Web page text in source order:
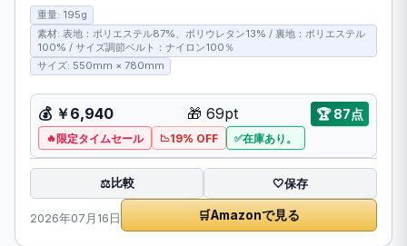
重量: 195g
素材: 表地：ポリエステル87%、ポリウレタン13% / 裏地：ポリエステル
100% / サイズ調節ベルト：ナイロン100％
サイズ: 550mm × 780mm
💰 ￥6,940 🎁 69pt 🏆87点
限定タイムセール 19% OFF 在庫あり。
⚖️比較 🤍保存
2026年07月16日 🛒Amazonで見る